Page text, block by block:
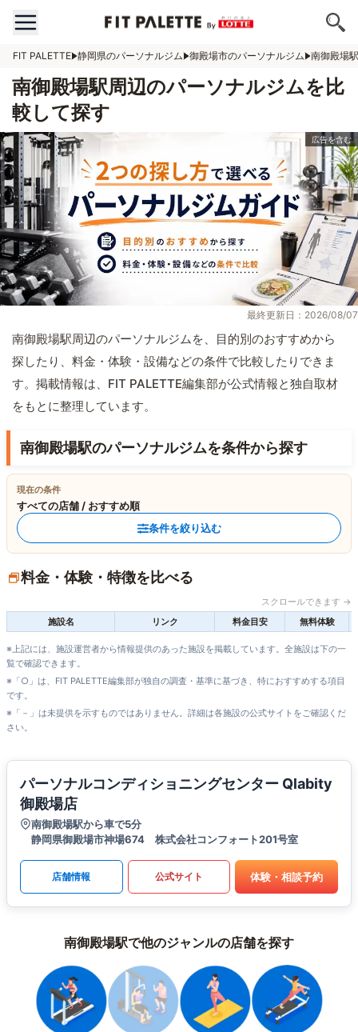
FIT PALETTE 静岡県のパーソナルジム 御殿場市のパーソナルジム 南御殿場
南御殿場駅周辺のパーソナルジムを比
較して探す
最終更新日：2026/08/07
南御殿場駅周辺のパーソナルジムを、目的別のおすすめから
探したり、料金・体験・設備などの条件で比較したりできま
す。掲載情報は、FIT PALETTE編集部が公式情報と独自取材
をもとに整理しています。
南御殿場駅のパーソナルジムを条件から探す
現在の条件
すべての店舗 / おすすめ順
条件を絞り込む
料金・体験・特徴を比べる
スクロールできます →
施設名
リンク 料金目安 無料体験
※上記には、施設運営者から情報提供のあった施設を掲載しています。全施設は下の一
覧で確認できます。
※「○」は、FIT PALETTE編集部が独自の調査・基準に基づき、特におすすめする項目
です。
※「－」は未提供を示すものではありません。詳細は各施設の公式サイトをご確認くだ
さい。
パーソナルコンディショニングセンター Qlabity
御殿場店
南御殿場駅から車で5分
静岡県御殿場市神場674 株式会社コンフォート201号室
店舗情報 公式サイト 体験・相談予約
南御殿場駅で他のジャンルの店舗を探す